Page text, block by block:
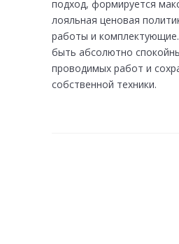
подход, формируется
лояльная ценовая
работы и
быть абсолютно
проводимых работ и
собственной техники.